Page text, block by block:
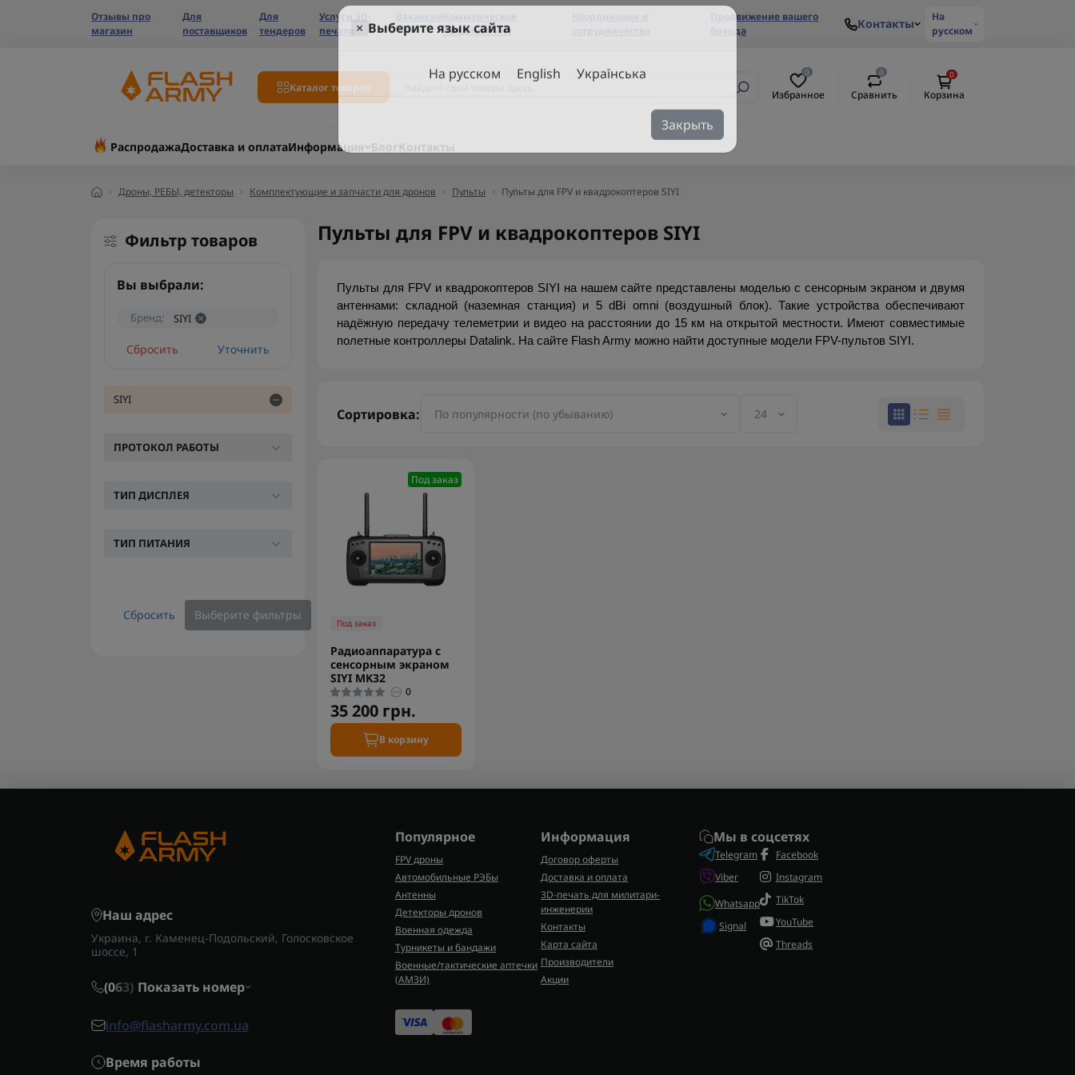
Отзывы про
магазин
Для
поставщиков
Для
тендеров
Услуги 3D-
печати
предложение
Продвижение вашего
бренда
Контакты
На
русском
Каталог товаров
0
Избранное
0
Сравнить
0
Корзина
РаспродажаДоставка и оплатаИнформация БлогКонтакты
Дроны, РЕБЫ, детекторы Комплектующие и запчасти для дронов Пульты Пульты для FPV и квадрокоптеров SIYI
Закрыть
Фильтр товаров
Вы выбрали:
Бренд: SIYI
Сбросить Уточнить
SIYI
ПРОТОКОЛ РАБОТЫ
ТИП ДИСПЛЕЯ
ТИП ПИТАНИЯ
Сбросить Выберите фильтры
Пульты для FPV и квадрокоптеров SIYI
Пульты для FPV и квадрокоптеров SIYI на нашем сайте представлены моделью с сенсорным экраном и двумя
антеннами: складной (наземная станция) и 5 dBi omni (воздушный блок). Такие устройства обеспечивают
надёжную передачу телеметрии и видео на расстоянии до 15 км на открытой местности. Имеют совместимые
полетные контроллеры Datalink. На сайте Flash Army можно найти доступные модели FPV-пультов SIYI.
Сортировка:
Под заказ
Под заказ
Радиоаппаратура с
сенсорным экраном
SIYI MK32
0
35 200 грн.
В корзину
Наш адрес
Украина, г. Каменец-Подольский, Голосковское
шоссе, 1
(063) Показать номер
info@flasharmy.com.ua
Время работы
Популярное
FPV дроны
Автомобильные РЭБы
Антенны
Детекторы дронов
Военная одежда
Турникеты и бандажи
Военные/тактические аптечки
(AMЗИ)
Информация
Договор оферты
Доставка и оплата
3D-печать для милитари-
инженерии
Контакты
Карта сайта
Производители
Акции
Мы в соцсетях
Telegram
Viber
Whatsapp
Signal
Facebook
Instagram
TikTok
YouTube
Threads